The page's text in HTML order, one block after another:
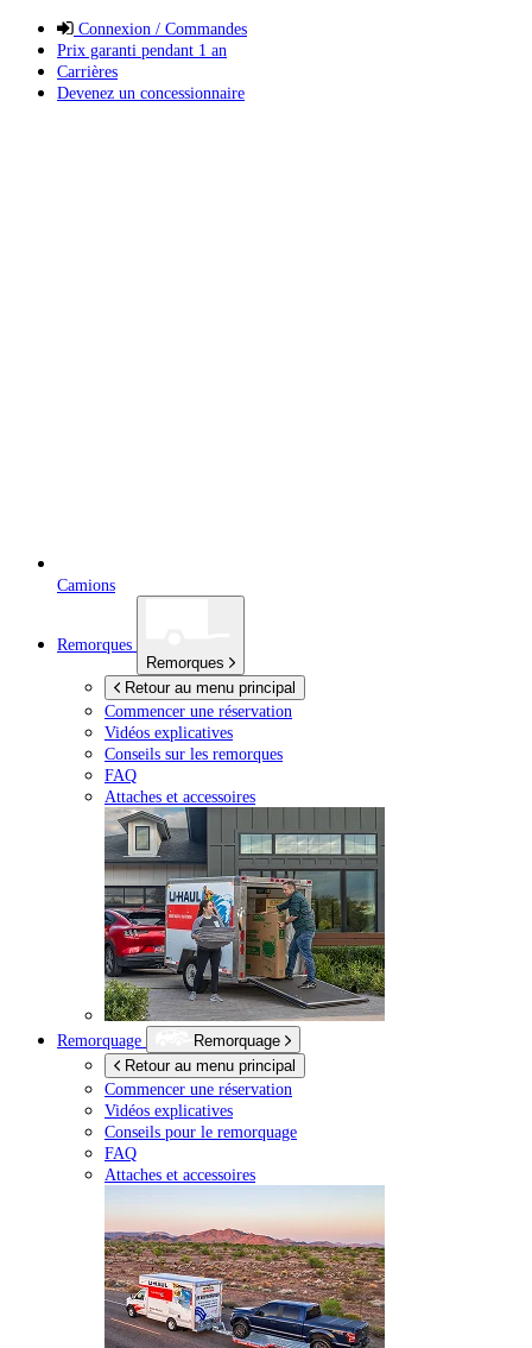
Connexion / Commandes
Prix garanti pendant 1 an
Carrières
Devenez un concessionnaire
Camions
Remorques
Remorques
Retour au menu principal
Commencer une réservation
Vidéos explicatives
Conseils sur les remorques
FAQ
Attaches et accessoires
Remorquage
Remorquage
Retour au menu principal
Commencer une réservation
Vidéos explicatives
Conseils pour le remorquage
FAQ
Attaches et accessoires